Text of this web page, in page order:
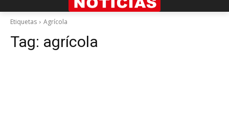
Etiquetas Agrícola
Tag: agrícola